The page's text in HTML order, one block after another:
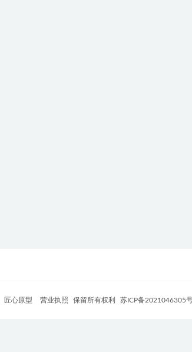
匠心原型 营业执照 保留所有权利 苏ICP备2021046305